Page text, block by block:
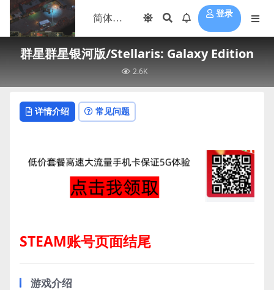
登录
群星群星银河版/Stellaris: Galaxy Edition
2.6K
详情介绍 常见问题
STEAM账号页面结尾
游戏介绍